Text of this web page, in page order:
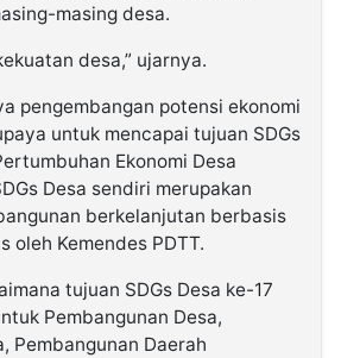
masing desa.
desa,” ujarnya.
pengembangan potensi ekonomi
untuk mencapai tujuan SDGs
Ekonomi Desa
Desa sendiri merupakan
berkelanjutan berbasis
oleh Kemendes PDTT.
tujuan SDGs Desa ke-17
Pembangunan Desa,
Pembangunan Daerah